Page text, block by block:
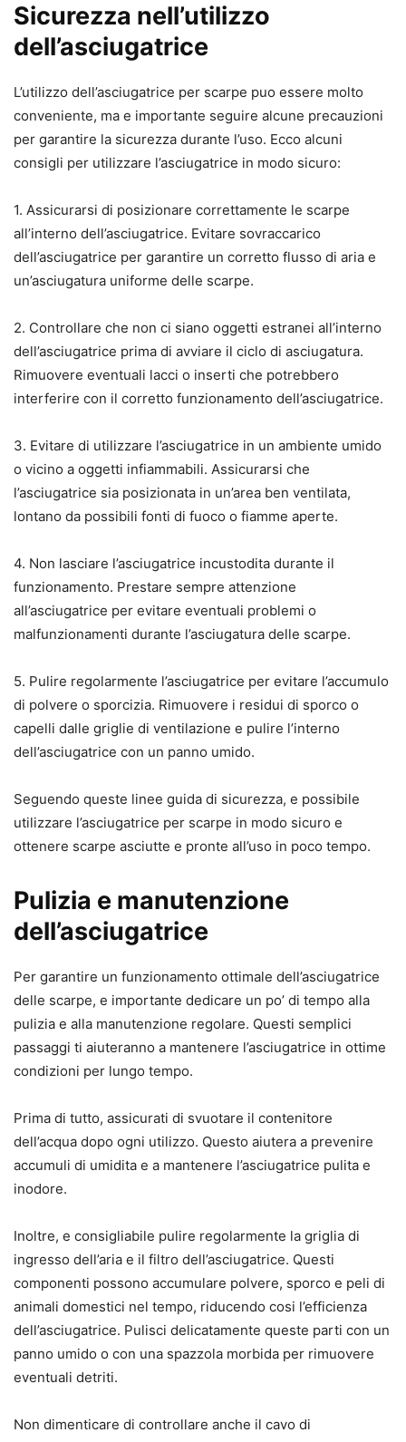
Sicurezza nell’utilizzo
dell’asciugatrice
L’utilizzo dell’asciugatrice per scarpe puo essere molto
conveniente, ma e importante seguire alcune precauzioni
per garantire la sicurezza durante l’uso. Ecco alcuni
consigli per utilizzare l’asciugatrice in modo sicuro:
1. Assicurarsi di posizionare correttamente le scarpe
all’interno dell’asciugatrice. Evitare sovraccarico
dell’asciugatrice per garantire un corretto flusso di aria e
un’asciugatura uniforme delle scarpe.
2. Controllare che non ci siano oggetti estranei all’interno
dell’asciugatrice prima di avviare il ciclo di asciugatura.
Rimuovere eventuali lacci o inserti che potrebbero
interferire con il corretto funzionamento dell’asciugatrice.
3. Evitare di utilizzare l’asciugatrice in un ambiente umido
o vicino a oggetti infiammabili. Assicurarsi che
l’asciugatrice sia posizionata in un’area ben ventilata,
lontano da possibili fonti di fuoco o fiamme aperte.
4. Non lasciare l’asciugatrice incustodita durante il
funzionamento. Prestare sempre attenzione
all’asciugatrice per evitare eventuali problemi o
malfunzionamenti durante l’asciugatura delle scarpe.
5. Pulire regolarmente l’asciugatrice per evitare l’accumulo
di polvere o sporcizia. Rimuovere i residui di sporco o
capelli dalle griglie di ventilazione e pulire l’interno
dell’asciugatrice con un panno umido.
Seguendo queste linee guida di sicurezza, e possibile
utilizzare l’asciugatrice per scarpe in modo sicuro e
ottenere scarpe asciutte e pronte all’uso in poco tempo.
Pulizia e manutenzione
dell’asciugatrice
Per garantire un funzionamento ottimale dell’asciugatrice
delle scarpe, e importante dedicare un po’ di tempo alla
pulizia e alla manutenzione regolare. Questi semplici
passaggi ti aiuteranno a mantenere l’asciugatrice in ottime
condizioni per lungo tempo.
Prima di tutto, assicurati di svuotare il contenitore
dell’acqua dopo ogni utilizzo. Questo aiutera a prevenire
accumuli di umidita e a mantenere l’asciugatrice pulita e
inodore.
Inoltre, e consigliabile pulire regolarmente la griglia di
ingresso dell’aria e il filtro dell’asciugatrice. Questi
componenti possono accumulare polvere, sporco e peli di
animali domestici nel tempo, riducendo cosi l’efficienza
dell’asciugatrice. Pulisci delicatamente queste parti con un
panno umido o con una spazzola morbida per rimuovere
eventuali detriti.
Non dimenticare di controllare anche il cavo di